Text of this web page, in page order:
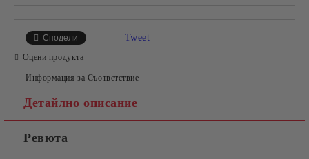
Сподели Tweet
Оцени продукта
Информация за Съответствие
Детайлно описание
Ревюта